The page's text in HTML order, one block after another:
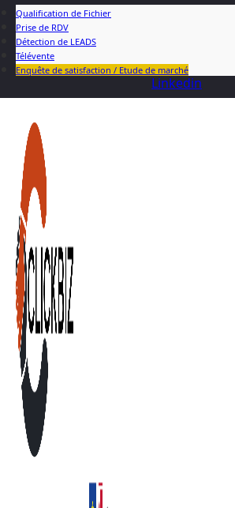
Qualification de Fichier
Prise de RDV
Détection de LEADS
Télévente
Enquête de satisfaction / Etude de marché
Linkedin